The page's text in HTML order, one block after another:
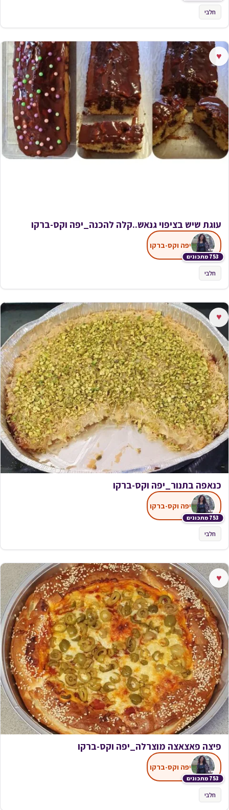
חלבי
♥
עוגת שיש בציפוי גנאש..קלה להכנה_יפה וקס-ברקו
753 מתכונים
יפה וקס-ברקו
חלבי
♥
כנאפה בתנור_יפה וקס-ברקו
753 מתכונים
יפה וקס-ברקו
חלבי
♥
פיצה פאצאצה מוצרלה_יפה וקס-ברקו
753 מתכונים
יפה וקס-ברקו
חלבי